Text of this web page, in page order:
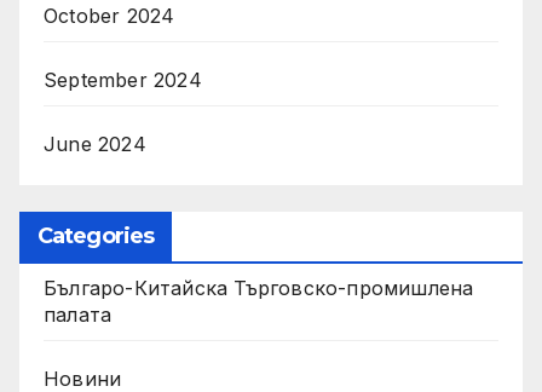
October 2024
September 2024
June 2024
Categories
Българо-Китайска Търговско-промишлена
палaта
Новини